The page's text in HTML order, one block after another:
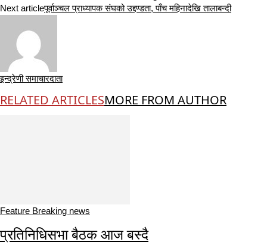
Next articleपूर्वाञ्चल प्राध्यापक संघको उद्दण्डता, पाँच महिनादेखि तालाबन्दी
इन्द्रेणी समाचारदाता
RELATED ARTICLESMORE FROM AUTHOR
Feature Breaking news
प्रतिनिधिसभा बैठक आज बस्दै